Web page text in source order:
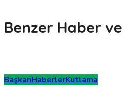
Benzer Haber
BaşkanHaberlerKutlama